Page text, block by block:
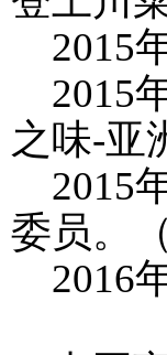
2015
2015
之味-亚
2015
委员。
2016